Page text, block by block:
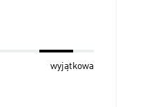
wyjątkowa